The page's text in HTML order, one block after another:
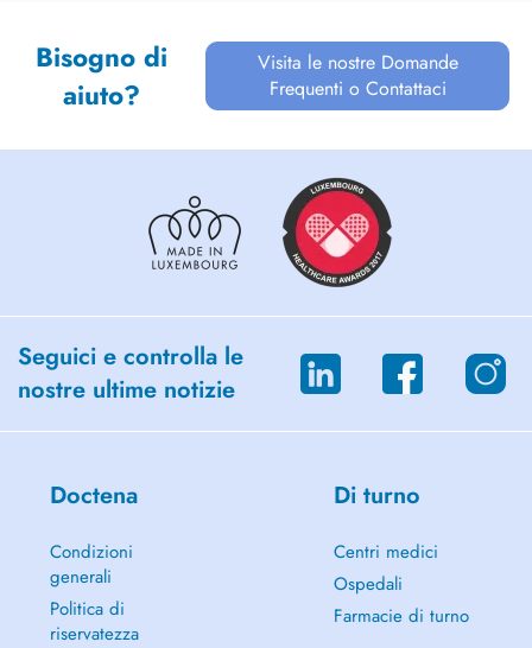
Bisogno di
aiuto?
Visita le nostre Domande
Frequenti o Contattaci
Seguici e controlla le
nostre ultime notizie
Doctena
Condizioni
generali
Politica di
riservatezza
Di turno
Centri medici
Ospedali
Farmacie di turno